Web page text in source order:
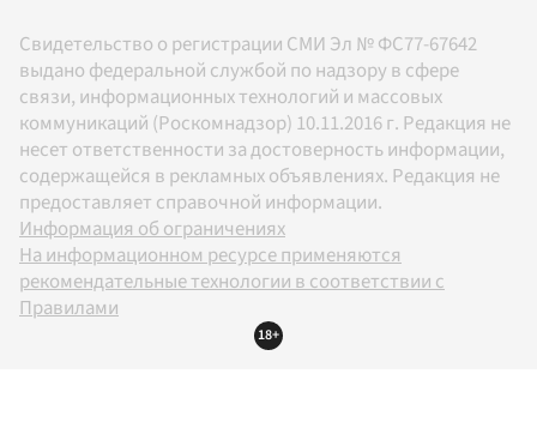
Свидетельство о регистрации СМИ Эл № ФС77-67642
выдано федеральной службой по надзору в сфере
связи, информационных технологий и массовых
коммуникаций (Роскомнадзор) 10.11.2016 г. Редакция не
несет ответственности за достоверность информации,
содержащейся в рекламных объявлениях. Редакция не
предоставляет справочной информации.
Информация об ограничениях
На информационном ресурсе применяются
рекомендательные технологии в соответствии с
Правилами
18+